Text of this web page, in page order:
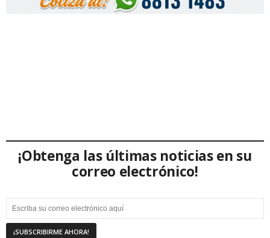
¡Obtenga las últimas noticias en su
correo electrónico!